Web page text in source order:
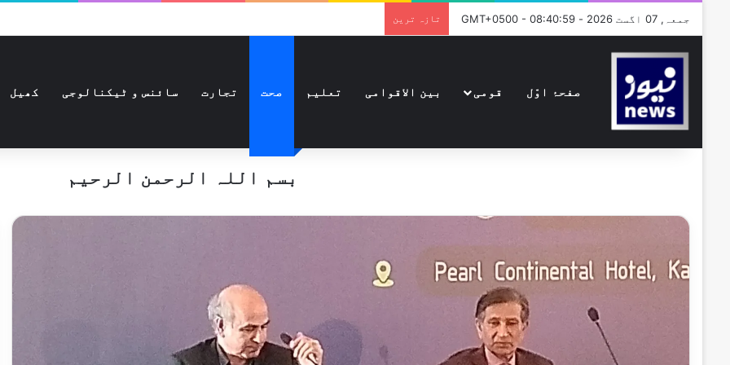
جمعہ, 07 اگست 2026 - GMT+0500 - 08:40:59 تازہ ترین
صفحۂ اوّل قومی بین الاقوامی تعلیم صحت تجارت سائنس و ٹیکنالوجی کھیل
بسم اللہ الرحمن الرحیم